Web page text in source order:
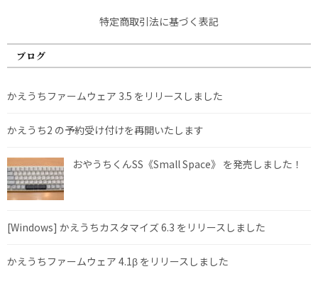
特定商取引法に基づく表記
ブログ
かえうちファームウェア 3.5 をリリースしました
かえうち2 の予約受け付けを再開いたします
おやうちくんSS《Small Space》 を発売しました！
[Windows] かえうちカスタマイズ 6.3 をリリースしました
かえうちファームウェア 4.1β をリリースしました